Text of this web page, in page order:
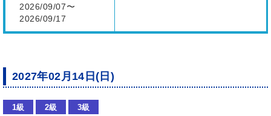
2026/09/07〜
2026/09/17
2027年02月14日(日)
1級 2級 3級